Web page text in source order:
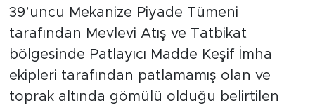
39’uncu Mekanize Piyade Tümeni
tarafından Mevlevi Atış ve Tatbikat
bölgesinde Patlayıcı Madde Keşif İmha
ekipleri tarafından patlamamış olan ve
toprak altında gömülü olduğu belirtilen